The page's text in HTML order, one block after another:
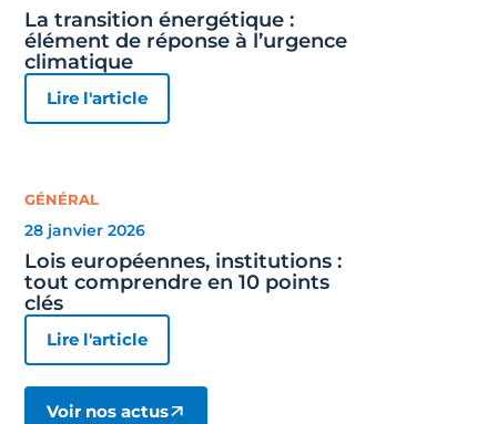
La transition énergétique :
élément de réponse à l’urgence
climatique
Lire l'article
GÉNÉRAL
28 janvier 2026
Lois européennes, institutions :
tout comprendre en 10 points
clés
Lire l'article
Voir nos actus